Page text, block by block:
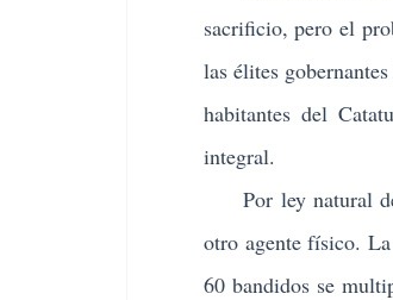
sacrificio, pero el
las élites
habitantes del
integral.
Por ley natural de
otro agente físico.
60 bandidos se